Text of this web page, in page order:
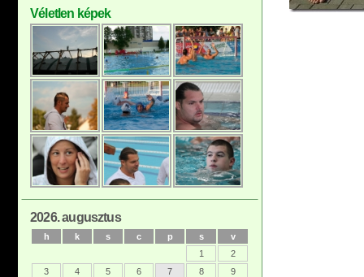
Véletlen képek
2026. augusztus
h k s c p s v
1
2
3
4 5 6 7 8
9